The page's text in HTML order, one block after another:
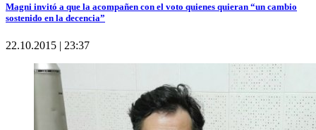
Magni invitó a que la acompañen con el voto quienes quieran “un cambio
sostenido en la decencia”
22.10.2015 | 23:37